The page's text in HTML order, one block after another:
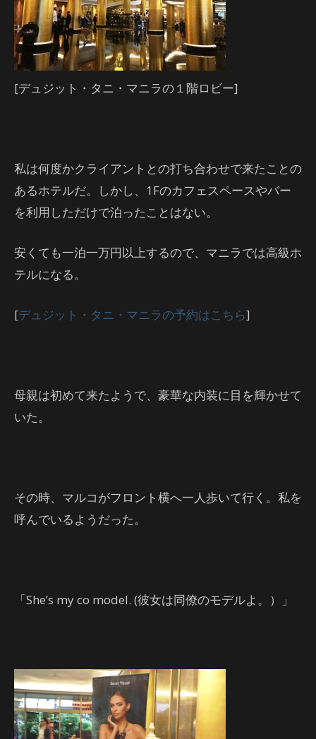
[デュジット・タニ・マニラの１階ロビー]
私は何度かクライアントとの打ち合わせで来たことの
あるホテルだ。しかし、1Fのカフェスペースやバー
を利用しただけで泊ったことはない。
安くても一泊一万円以上するので、マニラでは高級ホ
テルになる。
[デュジット・タニ・マニラの予約はこちら]
母親は初めて来たようで、豪華な内装に目を輝かせて
いた。
その時、マルコがフロント横へ一人歩いて行く。私を
呼んでいるようだった。
「She’s my co model. (彼女は同僚のモデルよ。）」